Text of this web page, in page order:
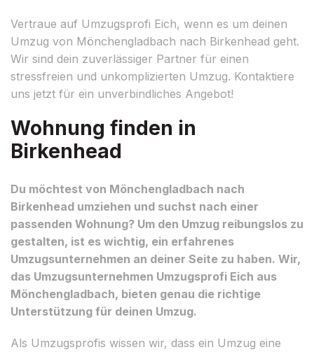
Vertraue auf Umzugsprofi Eich, wenn es um deinen
Umzug von Mönchengladbach nach Birkenhead geht.
Wir sind dein zuverlässiger Partner für einen
stressfreien und unkomplizierten Umzug. Kontaktiere
uns jetzt für ein unverbindliches Angebot!
Wohnung finden in
Birkenhead
Du möchtest von Mönchengladbach nach
Birkenhead umziehen und suchst nach einer
passenden Wohnung? Um den Umzug reibungslos zu
gestalten, ist es wichtig, ein erfahrenes
Umzugsunternehmen an deiner Seite zu haben. Wir,
das Umzugsunternehmen Umzugsprofi Eich aus
Mönchengladbach, bieten genau die richtige
Unterstützung für deinen Umzug.
Als Umzugsprofis wissen wir, dass ein Umzug eine